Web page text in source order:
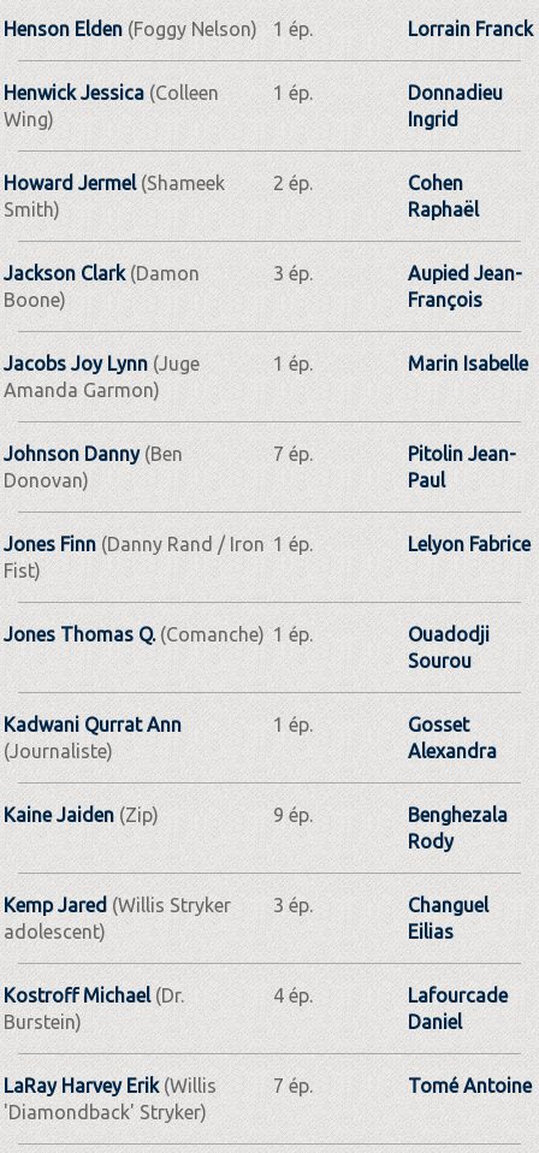
Henson Elden(Foggy Nelson) 1 ép. Lorrain Franck
Henwick Jessica(Colleen
Wing)
1 ép.
Donnadieu
Ingrid
Howard Jermel(Shameek
Smith)
2 ép.
Cohen
Raphaël
Jackson Clark(Damon
Boone)
3 ép.
Aupied Jean-
François
Jacobs Joy Lynn(Juge
Amanda Garmon)
1 ép. Marin Isabelle
Johnson Danny(Ben
Donovan)
7 ép.
Pitolin Jean-
Paul
Jones Finn(Danny Rand / Iron
Fist)
1 ép. Lelyon Fabrice
Jones Thomas Q.(Comanche) 1 ép.
Ouadodji
Sourou
Kadwani Qurrat Ann
(Journaliste)
1 ép.
Gosset
Alexandra
Kaine Jaiden(Zip) 9 ép.
Benghezala
Rody
Kemp Jared (Willis Stryker
adolescent)
3 ép.
Changuel
Eilias
Kostroff Michael (Dr.
Burstein)
4 ép.
Lafourcade
Daniel
LaRay Harvey Erik(Willis
'Diamondback' Stryker)
7 ép. Tomé Antoine